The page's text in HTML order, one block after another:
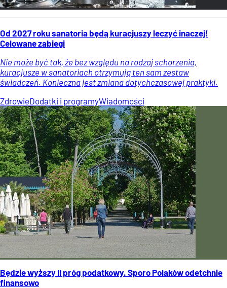
Od 2027 roku sanatoria będą kuracjuszy leczyć inaczej!
Celowane zabiegi
Nie może być tak, że bez względu na rodzaj schorzenia,
kuracjusze w sanatoriach otrzymują ten sam zestaw
świadczeń. Konieczna jest zmiana dotychczasowej praktyki.
ZdrowieDodatki i programyWiadomości
Będzie wyższy II próg podatkowy. Sporo Polaków odetchnie
finansowo